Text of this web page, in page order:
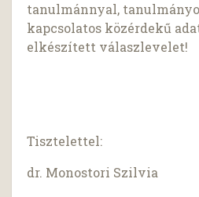
tanulmánnyal,
kapcsolatos közérdekű
elkészített válaszlevelet!
Tisztelettel:
dr. Monostori Szilvia